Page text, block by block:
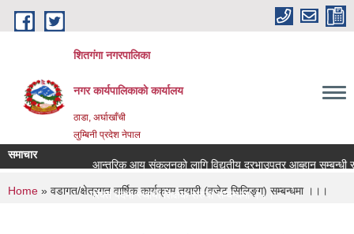
Skip to main content
शितगंगा नगरपालिका
नगर कार्यपालिकाकाे कार्यालय
ठाडा, अर्घाखाँची
लुम्बिनी प्रदेश नेपाल
समाचार
आन्तरिक आय संकलनको लागि विद्युतीय दरभाउपत्र आब्हान सम्बन्धी
रिक्त पदमा स्थायी शिक्षक सरुवा सम्बन्धमा ।।।
You are here
Home » वडागत/क्षेत्रगत वार्षिक कार्यक्रम तयारी (वजेट सिलिङ्ग) सम्बन्धमा ।।।